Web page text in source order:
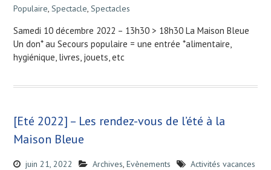
Populaire, Spectacle, Spectacles
Samedi 10 décembre 2022 – 13h30 > 18h30 La Maison Bleue
Un don* au Secours populaire = une entrée *alimentaire,
hygiénique, livres, jouets, etc
[Eté 2022] – Les rendez-vous de l’été à la
Maison Bleue
juin 21, 2022 Archives, Evènements
Activités vacances